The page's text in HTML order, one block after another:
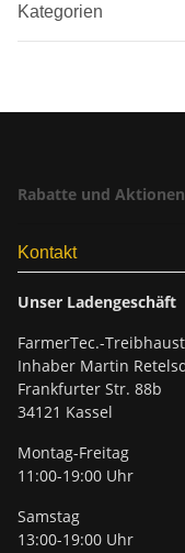
Kategorien
Rabatte und Aktionen
Kontakt
Unser Ladengeschäft
FarmerTec.-
Inhaber Martin
Frankfurter Str. 88b
34121 Kassel
Montag-Freitag
11:00-19:00 Uhr
Samstag
13:00-19:00 Uhr